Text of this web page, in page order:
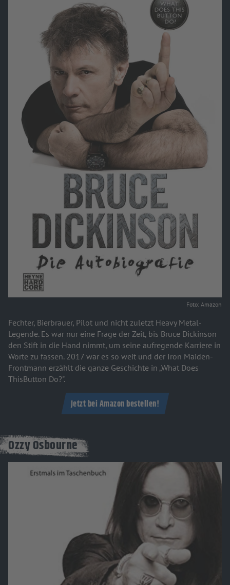
Foto: Amazon
Fechter, Bierbrauer, Pilot und nicht zuletzt Heavy Metal-
Legende. Es war nur eine Frage der Zeit, bis Bruce Dickinson
den Stift in die Hand nimmt, um seine aufregende Karriere in
Worte zu fassen. 2017 war es so weit und der Iron Maiden-
Frontmann erzählt die ganze Geschichte in „What Does
ThisButton Do?".
Jetzt bei Amazon bestellen!
Ozzy Osbourne